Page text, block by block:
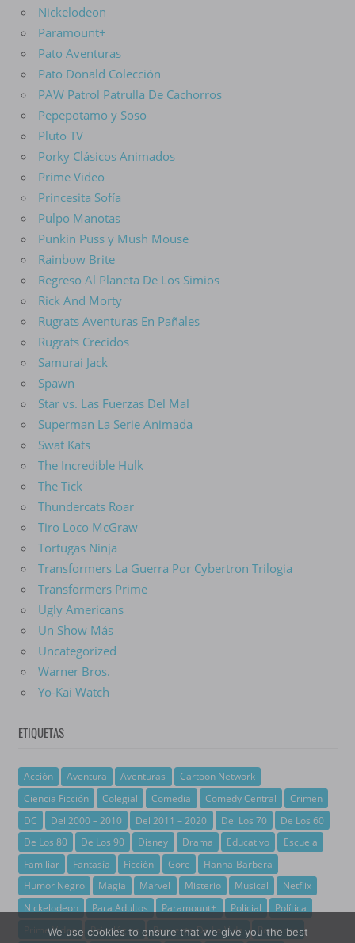
Nickelodeon
Paramount+
Pato Aventuras
Pato Donald Colección
PAW Patrol Patrulla De Cachorros
Pepepotamo y Soso
Pluto TV
Porky Clásicos Animados
Prime Video
Princesita Sofía
Pulpo Manotas
Punkin Puss y Mush Mouse
Rainbow Brite
Regreso Al Planeta De Los Simios
Rick And Morty
Rugrats Aventuras En Pañales
Rugrats Crecidos
Samurai Jack
Spawn
Star vs. Las Fuerzas Del Mal
Superman La Serie Animada
Swat Kats
The Incredible Hulk
The Tick
Thundercats Roar
Tiro Loco McGraw
Tortugas Ninja
Transformers La Guerra Por Cybertron Trilogia
Transformers Prime
Ugly Americans
Un Show Más
Uncategorized
Warner Bros.
Yo-Kai Watch
ETIQUETAS
Acción Aventura Aventuras
Cartoon Network
Ciencia Ficción
Colegial Comedia Comedy Central
Crimen
DC
Del 2000 – 2010 Del 2011 – 2020 Del Los 70
De Los 60
De Los 80
De Los 90 Disney Drama Educativo
Escuela
Familiar
Fantasía Ficción Gore
Hanna-Barbera
Humor Negro
Magia Marvel Misterio Musical
Netflix
Nickelodeon
Para Adultos Paramount+ Policial
Política
Prime Video
Psicológico Recuento De La Vida Romance
We use cookies to ensure that we give you the best